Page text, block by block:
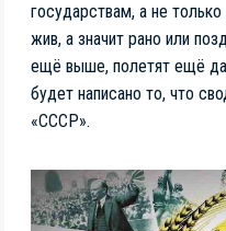
государствам, а не
жив, а значит рано или
ещё выше, полетят ещё
будет написано то, что
«СССР».